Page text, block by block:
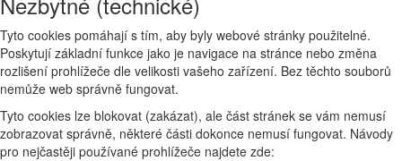
Tyto cookies pomáhají s tím, aby byly webové stránky použitelné.
Poskytují základní funkce jako je navigace na stránce nebo změna
rozlišení prohlížeče dle velikosti vašeho zařízení. Bez těchto souborů
nemůže web správně fungovat.
Tyto cookies lze blokovat (zakázat), ale část stránek se vám nemusí
zobrazovat správně, některé části dokonce nemusí fungovat. Návody
pro nejčastěji používané prohlížeče najdete zde: